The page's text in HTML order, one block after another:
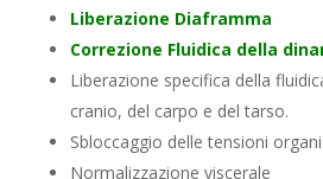
Liberazione Diaframma
Correzione Fluidica della
Liberazione specifica della
cranio, del carpo e del tarso.
Sbloccaggio delle tensioni
Normalizzazione viscerale